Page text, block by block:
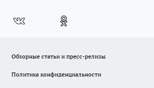
Обзорные статьи и пресс-релизы
Политика конфиденциальности